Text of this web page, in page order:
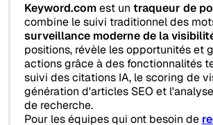
Keyword.comest un traqueur de
combine le suivi traditionnel des
surveillance moderne de la
positions, révèle les opportunités et
actions grâce à des fonctionnalités
suivi des citations IA, le scoring de
génération d'articles SEO et
de recherche.
Pour les équipes qui ont besoin de